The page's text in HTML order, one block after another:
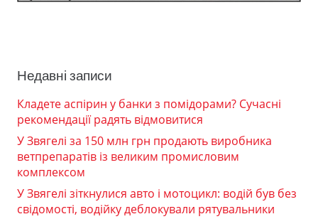
Недавні записи
Кладете аспірин у банки з помідорами? Сучасні
рекомендації радять відмовитися
У Звягелі за 150 млн грн продають виробника
ветпрепаратів із великим промисловим
комплексом
У Звягелі зіткнулися авто і мотоцикл: водій був без
свідомості, водійку деблокували рятувальники